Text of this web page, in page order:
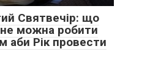
Святвечір: що
не можна робити
аби Рік провести